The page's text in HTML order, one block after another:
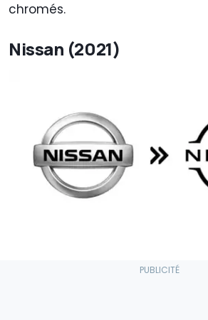
chromés.
Nissan (2021)